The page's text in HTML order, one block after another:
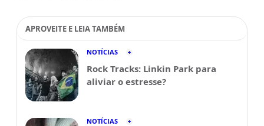
APROVEITE E LEIA TAMBÉM
NOTÍCIAS
Rock Tracks: Linkin Park para
aliviar o estresse?
NOTÍCIAS